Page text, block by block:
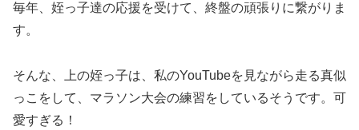
毎年、姪っ子達の応援を受けて、終盤の頑張りに繋がりま
す。
そんな、上の姪っ子は、私のYouTubeを見ながら走る真似
っこをして、マラソン大会の練習をしているそうです。可
愛すぎる！